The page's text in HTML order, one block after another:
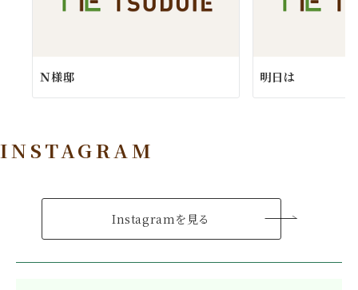
Ｎ様邸 明日は
INSTAGRAM
Instagramを見る